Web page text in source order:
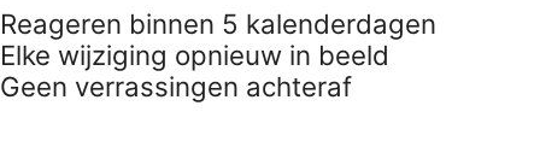
Reageren binnen 5 kalenderdagen
Elke wijziging opnieuw in beeld
Geen verrassingen achteraf